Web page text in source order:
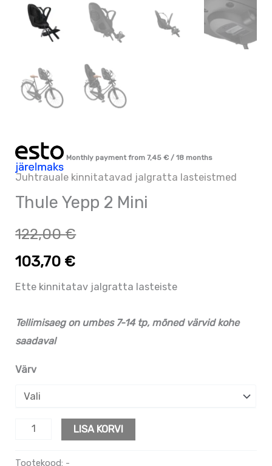
Monthly payment from7,45€ / 18 months
Juhtrauale kinnitatavad jalgratta lasteistmed
Thule Yepp 2 Mini
122,00€
103,70 €
Ette kinnitatav jalgratta lasteiste
Tellimisaeg on umbes 7-14 tp, mõned värvid kohe
saadaval
Värv
LISA KORVI
Tootekood: -